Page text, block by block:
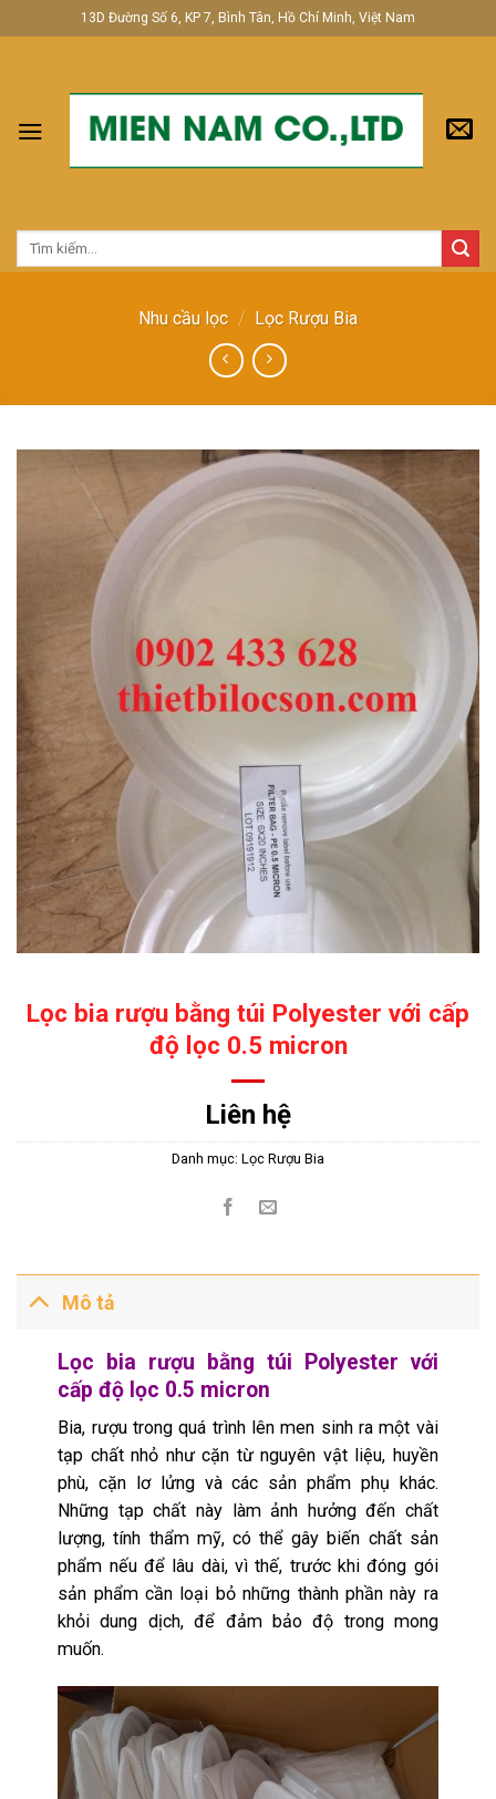
to
13D Đường Số 6, KP 7, Bình Tân, Hồ Chí Minh, Việt Nam
Tìm
Nhu cầu lọc / Lọc Rượu Bia
Lọc bia rượu bằng túi Polyester với cấp
độ lọc 0.5 micron
Liên hệ
Danh mục: Lọc Rượu Bia
Mô tả
Lọc bia rượu bằng túi Polyester với
cấp độ lọc 0.5 micron
Bia, rượu trong quá trình lên men sinh ra một vài
tạp chất nhỏ như cặn từ nguyên vật liệu, huyền
phù, cặn lơ lửng và các sản phẩm phụ khác.
Những tạp chất này làm ảnh hưởng đến chất
lượng, tính thẩm mỹ, có thể gây biến chất sản
phẩm nếu để lâu dài, vì thế, trước khi đóng gói
sản phẩm cần loại bỏ những thành phần này ra
khỏi dung dịch, để đảm bảo độ trong mong
muốn.